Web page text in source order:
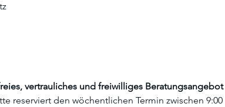
vertrauliches und freiwilliges Beratungsangebot
reserviert den wöchentlichen Termin zwischen 9:00